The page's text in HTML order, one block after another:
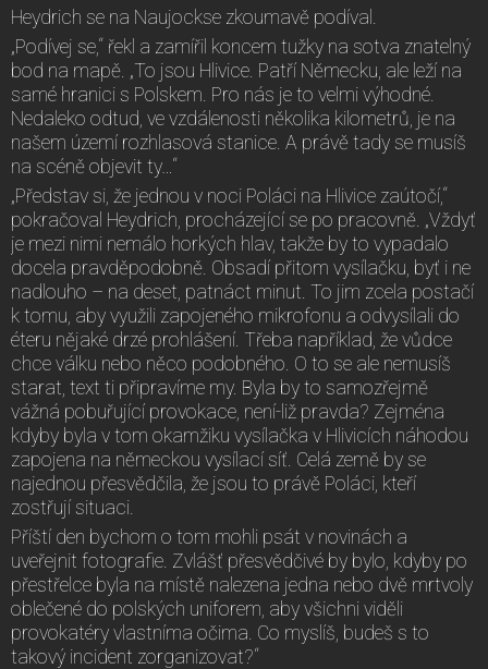
Heydrich se na Naujockse zkoumavě podíval.
„Podívej se,“ řekl a zamířil koncem tužky na sotva znatelný
bod na mapě. „To jsou Hlivice. Patří Německu, ale leží na
samé hranici s Polskem. Pro nás je to velmi výhodné.
Nedaleko odtud, ve vzdálenosti několika kilometrů, je na
našem území rozhlasová stanice. A právě tady se musíš
na scéně objevit ty…“
„Představ si, že jednou v noci Poláci na Hlivice zaútočí,“
pokračoval Heydrich, procházející se po pracovně. „Vždyť
je mezi nimi nemálo horkých hlav, takže by to vypadalo
docela pravděpodobně. Obsadí přitom vysílačku, byť i ne
nadlouho – na deset, patnáct minut. To jim zcela postačí
k tomu, aby využili zapojeného mikrofonu a odvysílali do
éteru nějaké drzé prohlášení. Třeba například, že vůdce
chce válku nebo něco podobného. O to se ale nemusíš
starat, text ti připravíme my. Byla by to samozřejmě
vážná pobuřující provokace, není-liž pravda? Zejména
kdyby byla v tom okamžiku vysílačka v Hlivicích náhodou
zapojena na německou vysílací síť. Celá země by se
najednou přesvědčila, že jsou to právě Poláci, kteří
zostřují situaci.
Příští den bychom o tom mohli psát v novinách a
uveřejnit fotografie. Zvlášť přesvědčivé by bylo, kdyby po
přestřelce byla na místě nalezena jedna nebo dvě mrtvoly
oblečené do polských uniforem, aby všichni viděli
provokatéry vlastníma očima. Co myslíš, budeš s to
takový incident zorganizovat?“